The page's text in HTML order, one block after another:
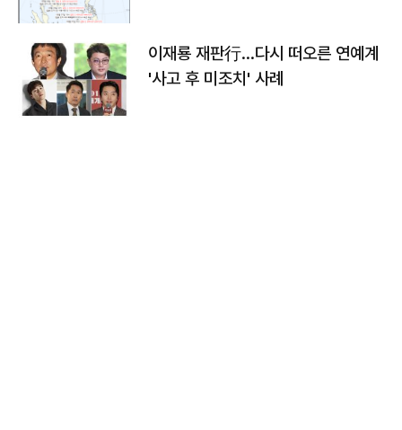
이재룡 재판行…다시 떠오른 연예계
'사고 후 미조치' 사례